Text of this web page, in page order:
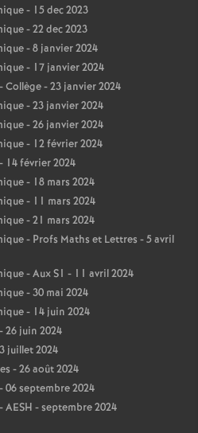
- 15 dec 2023
- 22 dec 2023
- 8 janvier 2024
- 17 janvier 2024
- 23 janvier 2024
- 23 janvier 2024
- 26 janvier 2024
- 12 février 2024
14 février 2024
- 18 mars 2024
- 11 mars 2024
- 21 mars 2024
- Profs Maths et Lettres - 5 avril
- Aux S1 - 11 avril 2024
- 30 mai 2024
- 14 juin 2024
26 juin 2024
juillet 2024
- 26 août 2024
septembre 2024
- septembre 2024